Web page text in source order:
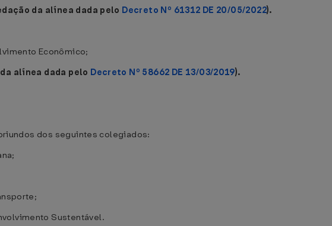
da alínea dada pelo Decreto Nº 61312 DE 20/05/2022).
Econômico;
alínea dada pelo Decreto Nº 58662 DE 13/03/2019).
dos seguintes colegiados:
Sustentável.